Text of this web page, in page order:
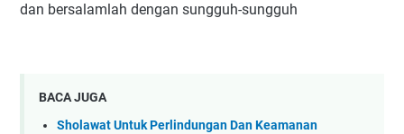
dan bersalamlah dengan sungguh-sungguh
BACA JUGA
Sholawat Untuk Perlindungan Dan Keamanan